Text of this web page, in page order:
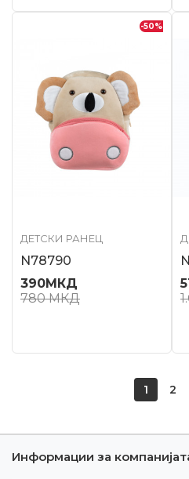
-50%
ДЕТСКИ РАНЕЦ
N78790
390МКД
780МКД
1 2
Информации за